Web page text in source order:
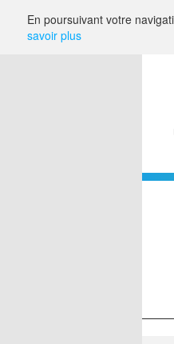
En poursuivant votre
savoir plus